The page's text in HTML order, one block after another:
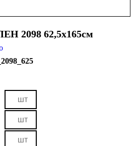
2098 62,5х165см